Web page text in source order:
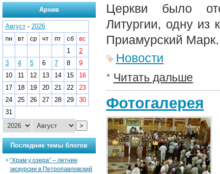
Церкви было
Литургии, одну из
Приамурский Марк.
Новости
Читать дальше
Фотогалерея
Архив
Август - 2026
пн
вт ср чт пт сб
вс
1
2
3
4 5 6 7 8
9
10
11 12 13 14 15
16
17
18 19 20 21 22
23
24
25 26 27 28 29
30
31
>
Последние темы блогов
“Храм у озера” – летние
экскурсии в Петропавловский